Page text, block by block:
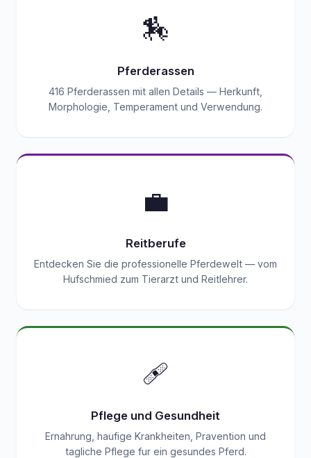
🏇
Pferderassen
416 Pferderassen mit allen Details — Herkunft,
Morphologie, Temperament und Verwendung.
💼
Reitberufe
Entdecken Sie die professionelle Pferdewelt — vom
Hufschmied zum Tierarzt und Reitlehrer.
🩹
Pflege und Gesundheit
Ernahrung, haufige Krankheiten, Pravention und
tagliche Pflege fur ein gesundes Pferd.